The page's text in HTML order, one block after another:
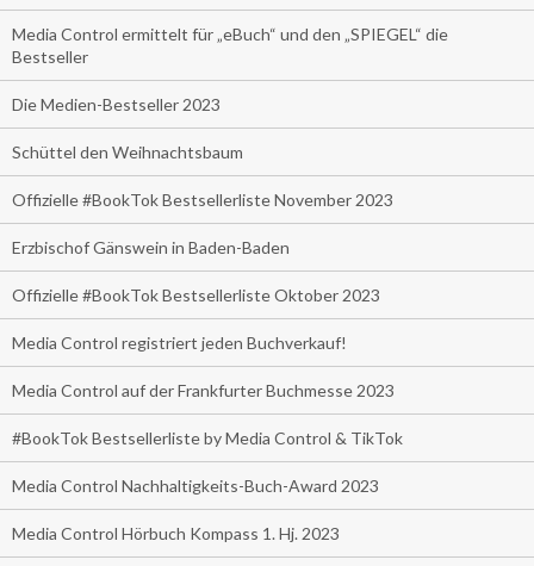
Media Control ermittelt für „eBuch“ und den „SPIEGEL“ die
Bestseller
Die Medien-Bestseller 2023
Schüttel den Weihnachtsbaum
Offizielle #BookTok Bestsellerliste November 2023
Erzbischof Gänswein in Baden-Baden
Offizielle #BookTok Bestsellerliste Oktober 2023
Media Control registriert jeden Buchverkauf!
Media Control auf der Frankfurter Buchmesse 2023
#BookTok Bestsellerliste by Media Control & TikTok
Media Control Nachhaltigkeits-Buch-Award 2023
Media Control Hörbuch Kompass 1. Hj. 2023